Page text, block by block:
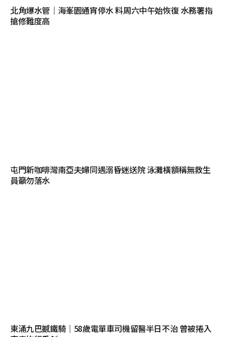
北角爆水管｜海峯園通宵停水 料周六中午始恢復 水務署指
搶修難度高
屯門新咖啡灣南亞夫婦同遇溺昏迷送院 泳灘橫額稱無救生
員籲勿落水
東涌九巴撼鐵騎｜58歲電單車司機留醫半日不治 曾被捲入